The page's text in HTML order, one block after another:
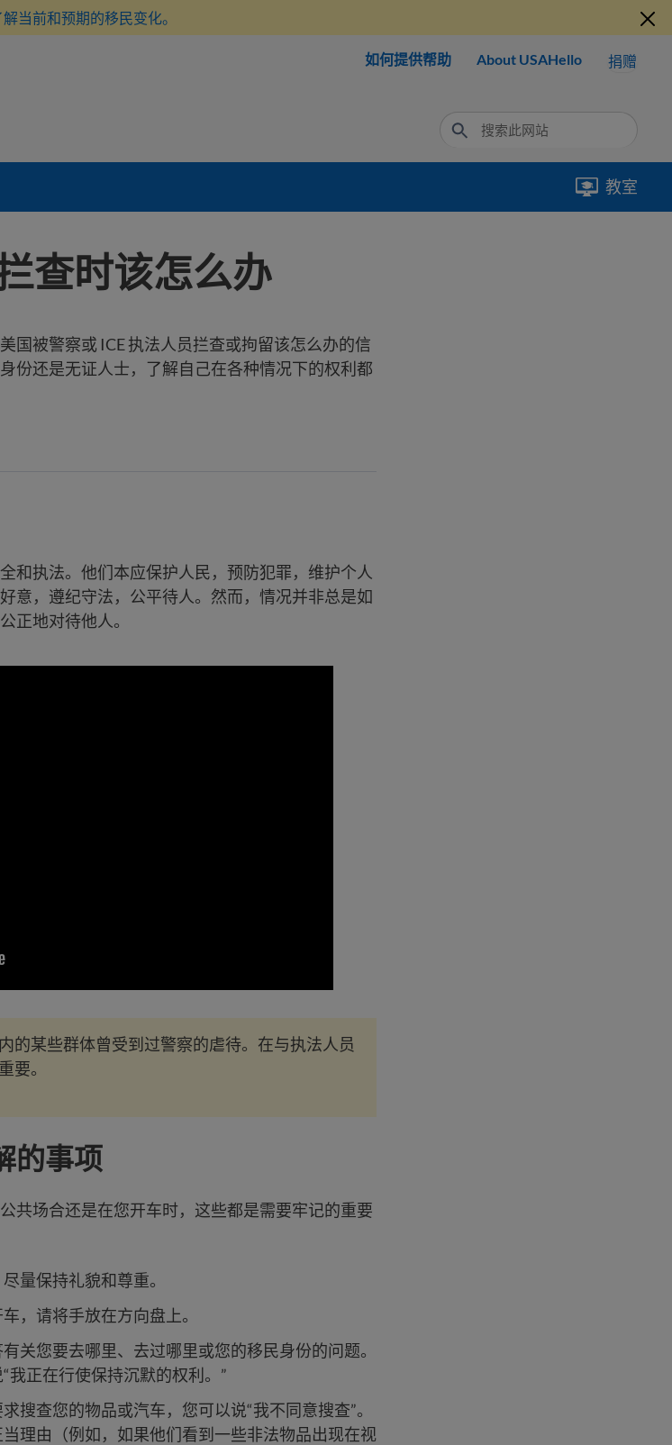
当前和预期的移民变化。
如何提供帮助 About USAHello 捐赠
教室
查时该怎么办
国被警察或 ICE 执法人员拦查或拘留该怎么办的信
份还是无证人士，了解自己在各种情况下的权利都
和执法。他们本应保护人民，预防犯罪，维护个人
意，遵纪守法，公平待人。然而，情况并非总是如
正地对待他人。
的某些群体曾受到过警察的虐待。在与执法人员
要。
的事项
共场合还是在您开车时，这些都是需要牢记的重要
量保持礼貌和尊重。
，请将手放在方向盘上。
关您要去哪里、去过哪里或您的移民身份的问题。
我正在行使保持沉默的权利。”
搜查您的物品或汽车，您可以说“我不同意搜查”。
理由（例如，如果他们看到一些非法物品出现在视